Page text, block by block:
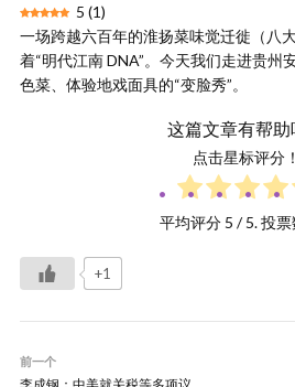
5 (1)
一场跨越六百年的淮扬菜味觉迁徙（八
着“明代江南 DNA”。今天我们走进贵州
色菜、体验地戏面具的“变脸秀”。
这篇文章有帮助
点击星标评分！
平均评分 5 / 5. 投票
+1
前一个